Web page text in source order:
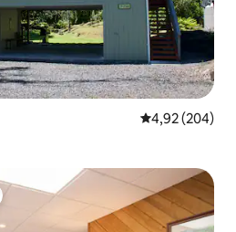
Gemiddelde
4,92 (204)